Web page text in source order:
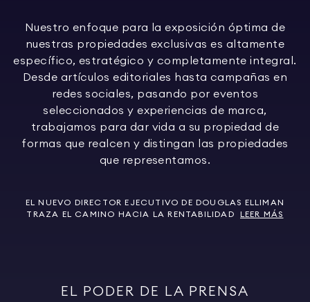
Nuestro enfoque para la exposición óptima de
nuestras propiedades exclusivas es altamente
específico, estratégico y completamente integral.
Desde artículos editoriales hasta campañas en
redes sociales, pasando por eventos
seleccionados y experiencias de marca,
trabajamos para dar vida a su propiedad de
formas que realcen y distingan las propiedades
que representamos.
EL NUEVO DIRECTOR EJECUTIVO DE DOUGLAS ELLIMAN
TRAZA EL CAMINO HACIA LA RENTABILIDAD
LEER MÁS
EL PODER DE LA PRENSA